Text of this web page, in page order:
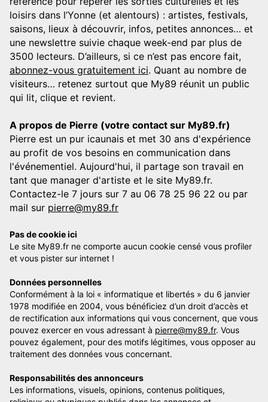
loisirs dans l’Yonne (et alentours) : artistes, festivals,
saisons, lieux à découvrir, infos, petites annonces… et
une newslettre suivie chaque week-end par plus de
3500 lecteurs. D’ailleurs, si ce n’est pas encore fait,
abonnez-vous gratuitement ici. Quant au nombre de
visiteurs… retenez surtout que My89 réunit un public
qui lit, clique et revient.
A propos de Pierre (votre contact sur My89.fr)
Pierre est un pur icaunais et met 30 ans d'expérience
au profit de vos besoins en communication dans
l'événementiel. Aujourd'hui, il partage son travail en
tant que manager d'artiste et le site My89.fr.
Contactez-le 7 jours sur 7 au 06 78 25 96 22 ou par
mail sur pierre@my89.fr
Pas de cookie ici
Le site My89.fr ne comporte aucun cookie censé vous profiler
et vous pister sur internet !
Données personnelles
Conformément à la loi « informatique et libertés » du 6 janvier
1978 modifiée en 2004, vous bénéficiez d’un droit d’accès et
de rectification aux informations qui vous concernent, que vous
pouvez exercer en vous adressant à pierre@my89.fr. Vous
pouvez également, pour des motifs légitimes, vous opposer au
traitement des données vous concernant.
Responsabilités des annonceurs
Les informations, visuels, opinions, contenus politiques,